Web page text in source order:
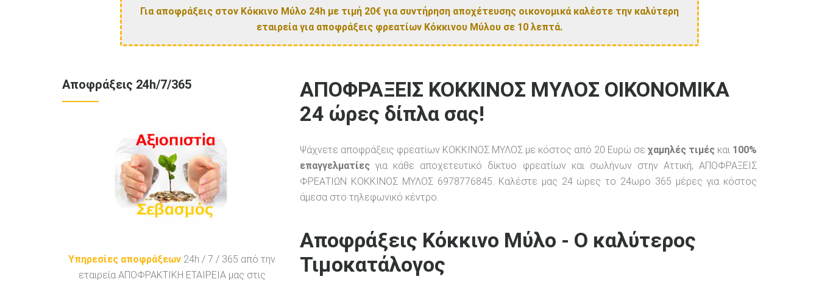
Για αποφράξεις στον Κόκκινο Μύλο 24h με τιμή 20€ για συντήρηση αποχέτευσης οικονομικά καλέστε την καλύτερη
εταιρεία για αποφράξεις φρεατίων Κόκκινου Μύλου σε 10 λεπτά.
ΑΠΟΦΡΑΞΕΙΣ ΚΟΚΚΙΝΟΣ ΜΥΛΟΣ ΟΙΚΟΝΟΜΙΚΑ
24 ώρες δίπλα σας!
Ψάχνετε αποφράξεις φρεατίων ΚΟΚΚΙΝΟΣ ΜΥΛΟΣ με κόστος από 20 Ευρώ σε χαμηλές τιμές και 100%
επαγγελματίες για κάθε αποχετευτικό δίκτυο φρεατίων και σωλήνων στην Αττική; ΑΠΟΦΡΑΞΕΙΣ
ΦΡΕΑΤΙΩΝ ΚΟΚΚΙΝΟΣ ΜΥΛΟΣ 6978776845. Καλέστε μας 24 ώρες το 24ωρο 365 μέρες για κόστος
άμεσα στο τηλεφωνικό κέντρο.
Αποφράξεις Κόκκινο Μύλο - Ο καλύτερος
Τιμοκατάλογος
Αποφράξεις 24h/7/365
Υπηρεσίες αποφράξεων 24h / 7 / 365 από την
εταιρεία ΑΠΟΦΡΑΚΤΙΚΗ ΕΤΑΙΡΕΙΑ μας στις